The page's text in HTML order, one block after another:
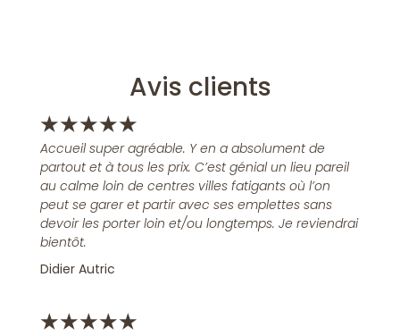
Avis clients
★★★★★
Accueil super agréable. Y en a absolument de
partout et à tous les prix. C’est génial un lieu pareil
au calme loin de centres villes fatigants où l’on
peut se garer et partir avec ses emplettes sans
devoir les porter loin et/ou longtemps. Je reviendrai
bientôt.
Didier Autric
★★★★★